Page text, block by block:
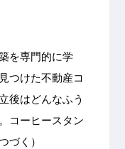
を専門的に学
つけた不動産コ
後はどんなふう
コーヒースタン
づく）